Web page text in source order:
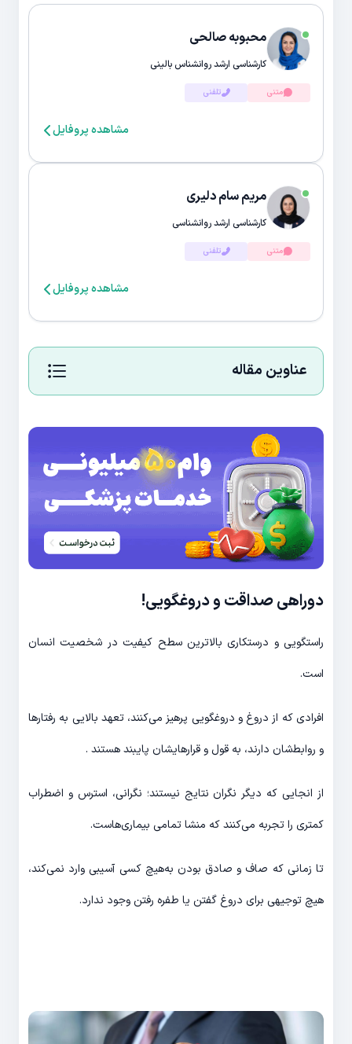
محبوبه صالحی
کارشناسی ارشد روانشناس بالینی
متنی تلفنی
مشاهده پروفایل
مریم سام دلیری
کارشناسی ارشد روانشناسی
متنی تلفنی
مشاهده پروفایل
عناوین مقاله
دوراهی صداقت و دروغگویی!
راستگویی و درستکاری بالاترین سطح کیفیت در شخصیت انسان
است.
افرادی که از دروغ و دروغگویی پرهیز می‌کنند، تعهد بالایی به رفتارها
و روابط‌شان دارند، به قول و قرارهایشان پایبند هستند .
از انجایی که دیگر نگران نتایج نیستند؛ نگرانی، استرس و اضطراب
کمتری را تجربه می‌کنند که منشا تمامی بیماری‌هاست.
تا زمانی که صاف و صادق بودن به‌هیچ کسی آسیبی وارد نمی‌کند،
هیچ توجیهی برای دروغ گفتن یا طفره رفتن وجود ندارد.